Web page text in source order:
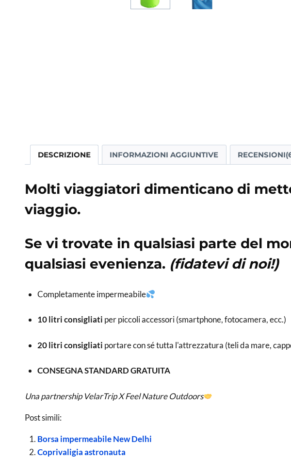
DESCRIZIONE INFORMAZIONI AGGIUNTIVE
Molti viaggiatori dimenticano di
viaggio.
Se vi trovate in qualsiasi parte del
qualsiasi evenienza. (fidatevi di noi!)
Completamente impermeabile
10 litri consigliati per piccoli accessori (smartphone, fotocamera, ecc.)
20 litri consigliati portare con sé tutta l'attrezzatura (teli da mare,
CONSEGNA STANDARD GRATUITA
Una partnership VelarTrip X Feel Nature Outdoors
Post simili:
Borsa impermeabile New Delhi
Coprivaligia astronauta